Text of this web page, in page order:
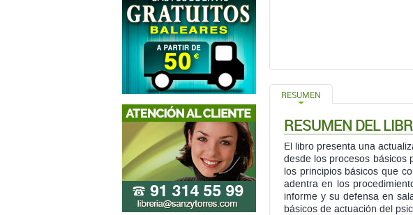
RESUMEN
RESUMEN DEL
El libro presenta una
desde los procesos básicos
los principios básicos que
adentra en los
informe y su defensa en
básicos de actuación del